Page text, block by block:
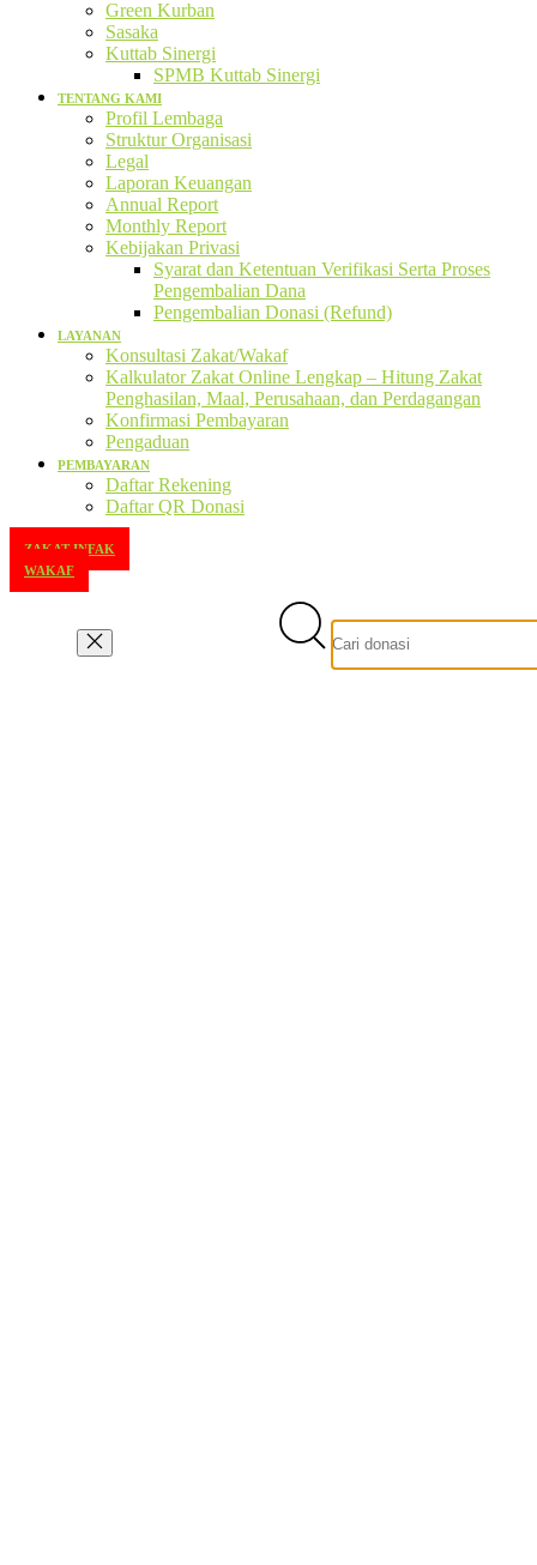
Green Kurban
Sasaka
Kuttab Sinergi
SPMB Kuttab Sinergi
TENTANG KAMI
Profil Lembaga
Struktur Organisasi
Legal
Laporan Keuangan
Annual Report
Monthly Report
Kebijakan Privasi
Syarat dan Ketentuan Verifikasi Serta Proses
Pengembalian Dana
Pengembalian Donasi (Refund)
LAYANAN
Konsultasi Zakat/Wakaf
Kalkulator Zakat Online Lengkap – Hitung Zakat
Penghasilan, Maal, Perusahaan, dan Perdagangan
Konfirmasi Pembayaran
Pengaduan
PEMBAYARAN
Daftar Rekening
Daftar QR Donasi
ZAKAT-INFAK
WAKAF